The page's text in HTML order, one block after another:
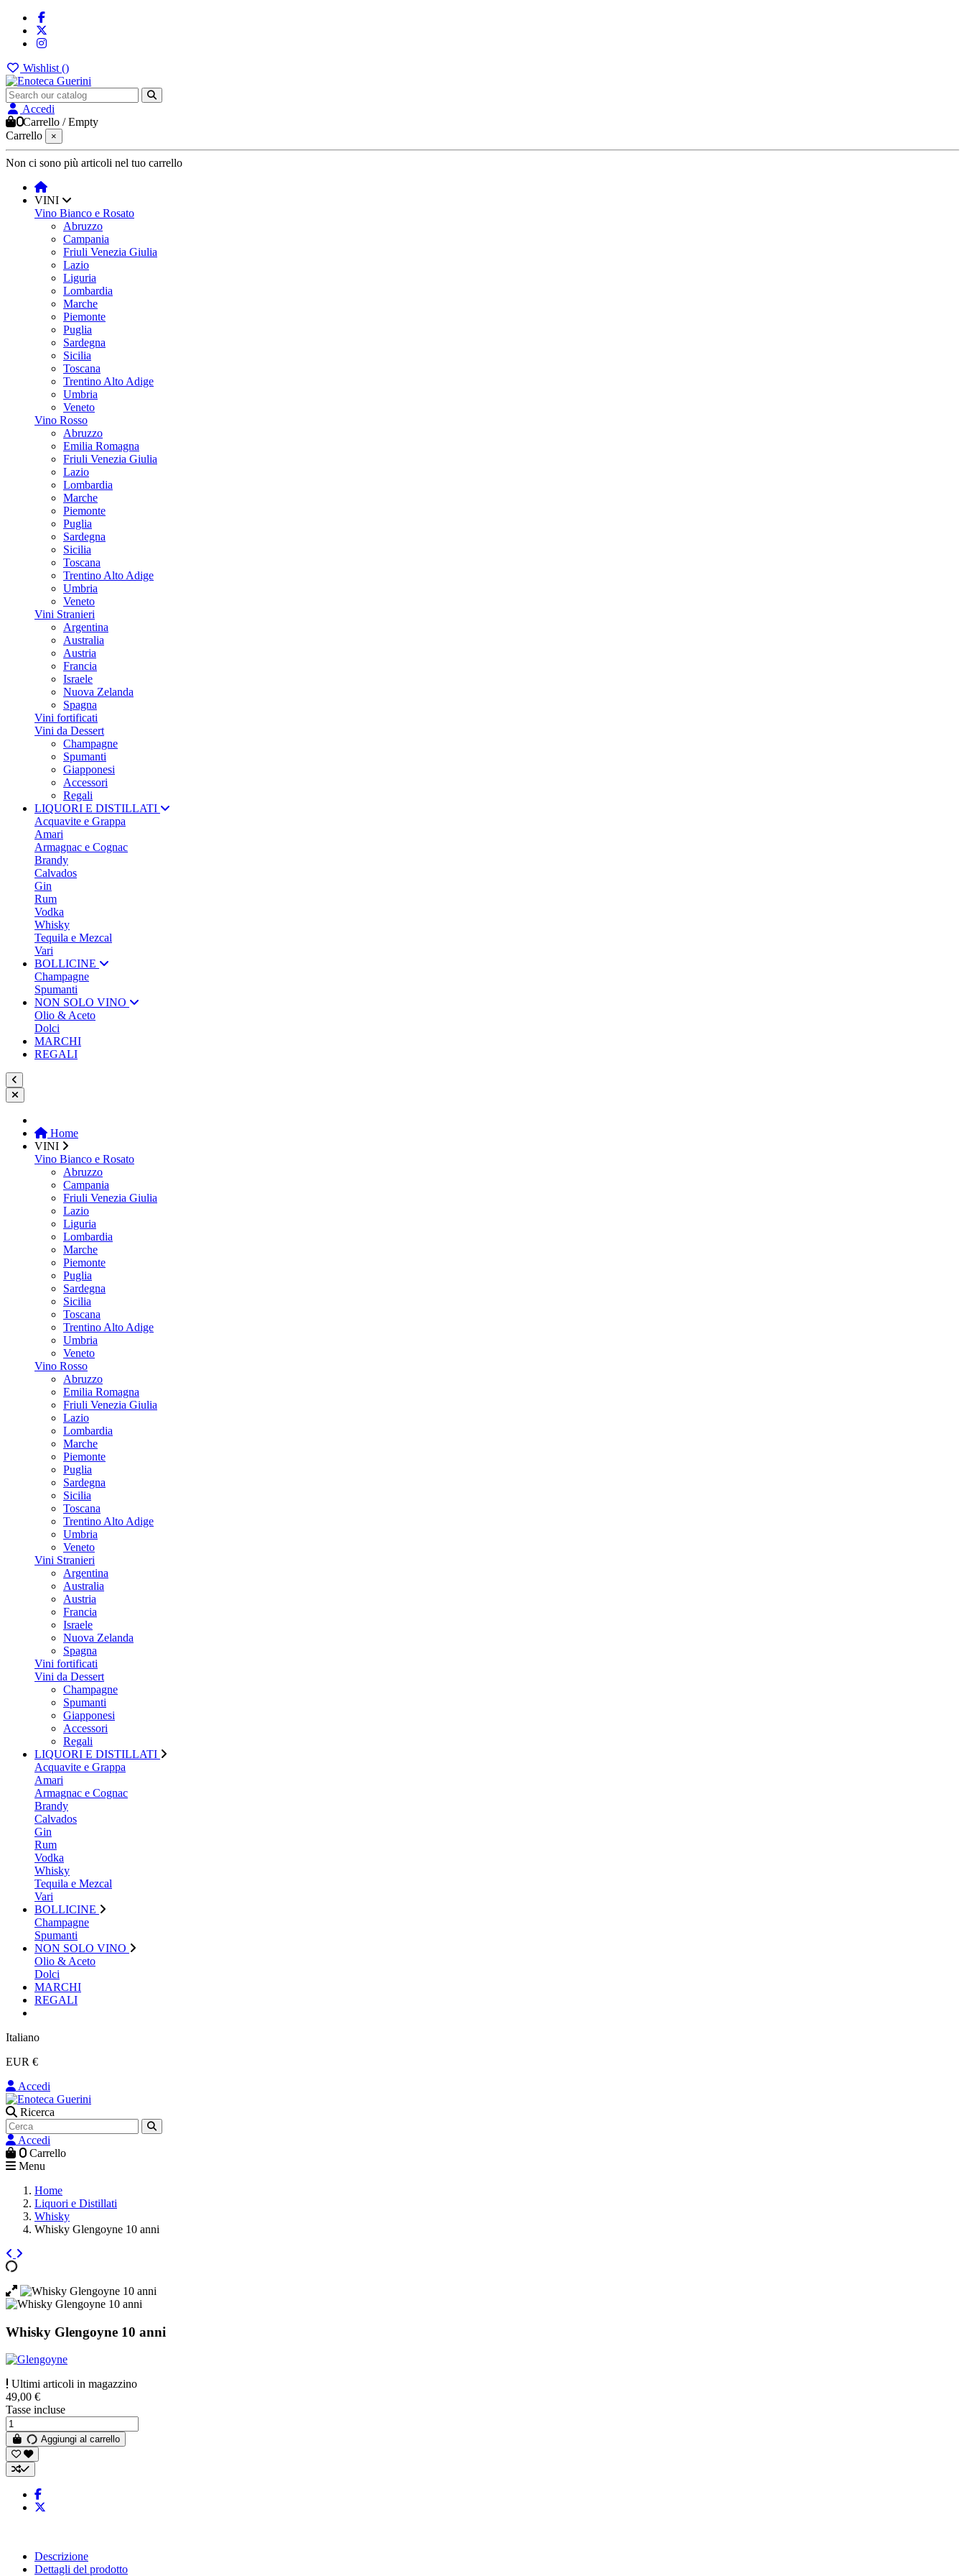
Wishlist ()
Accedi
0Carrello /Empty
Carrello
×
Non ci sono più articoli nel tuo carrello
VINI
Vino Bianco e Rosato
Abruzzo
Campania
Friuli Venezia Giulia
Lazio
Liguria
Lombardia
Marche
Piemonte
Puglia
Sardegna
Sicilia
Toscana
Trentino Alto Adige
Umbria
Veneto
Vino Rosso
Abruzzo
Emilia Romagna
Friuli Venezia Giulia
Lazio
Lombardia
Marche
Piemonte
Puglia
Sardegna
Sicilia
Toscana
Trentino Alto Adige
Umbria
Veneto
Vini Stranieri
Argentina
Australia
Austria
Francia
Israele
Nuova Zelanda
Spagna
Vini fortificati
Vini da Dessert
Champagne
Spumanti
Giapponesi
Accessori
Regali
LIQUORI E DISTILLATI
Acquavite e Grappa
Amari
Armagnac e Cognac
Brandy
Calvados
Gin
Rum
Vodka
Whisky
Tequila e Mezcal
Vari
BOLLICINE
Champagne
Spumanti
NON SOLO VINO
Olio & Aceto
Dolci
MARCHI
REGALI
Home
VINI
Vino Bianco e Rosato
Abruzzo
Campania
Friuli Venezia Giulia
Lazio
Liguria
Lombardia
Marche
Piemonte
Puglia
Sardegna
Sicilia
Toscana
Trentino Alto Adige
Umbria
Veneto
Vino Rosso
Abruzzo
Emilia Romagna
Friuli Venezia Giulia
Lazio
Lombardia
Marche
Piemonte
Puglia
Sardegna
Sicilia
Toscana
Trentino Alto Adige
Umbria
Veneto
Vini Stranieri
Argentina
Australia
Austria
Francia
Israele
Nuova Zelanda
Spagna
Vini fortificati
Vini da Dessert
Champagne
Spumanti
Giapponesi
Accessori
Regali
LIQUORI E DISTILLATI
Acquavite e Grappa
Amari
Armagnac e Cognac
Brandy
Calvados
Gin
Rum
Vodka
Whisky
Tequila e Mezcal
Vari
BOLLICINE
Champagne
Spumanti
NON SOLO VINO
Olio & Aceto
Dolci
MARCHI
REGALI
Italiano
EUR €
Accedi
Ricerca
Accedi
0 Carrello
Menu
Home
Liquori e Distillati
Whisky
Whisky Glengoyne 10 anni
Whisky Glengoyne 10 anni
Ultimi articoli in magazzino
49,00 €
Tasse incluse
Aggiungi al carrello
Descrizione
Dettagli del prodotto